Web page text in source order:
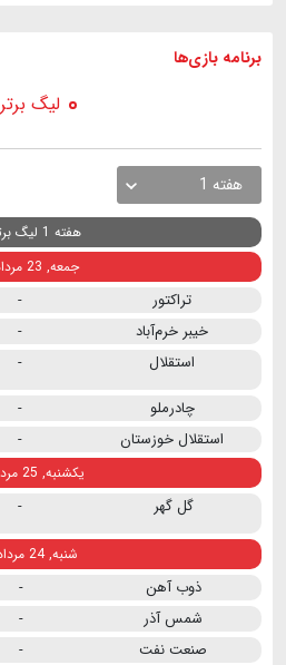
برنامه بازی ها
لیگ برتر
هفته 1
هفته 1 لیگ برتر
جمعه, 23 مرداد
تراکتور -
خیبر خرم‌آباد
-
استقلال
-
چادرملو
-
استقلال خوزستان
-
یکشنبه, 25 مرداد
گل گهر -
شنبه, 24 مرداد
ذوب آهن -
شمس آذر
-
صنعت نفت
-